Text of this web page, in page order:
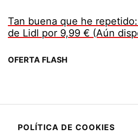
Tan buena que he
de Lidl por 9,99 € (Aún
OFERTA FLASH
POLÍTICA DE COOKIES